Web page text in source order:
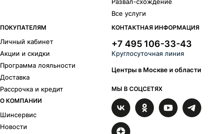
Развал-схождение
Все услуги
ПОКУПАТЕЛЯМ
Личный кабинет
Акции и скидки
Программа лояльности
Доставка
Рассрочка и кредит
О КОМПАНИИ
Шинсервис
Новости
КОНТАКТНАЯ ИНФОРМАЦИЯ
+7 495 106-33-43
Круглосуточная линия
Центры в Москве и области
МЫ В СОЦСЕТЯХ